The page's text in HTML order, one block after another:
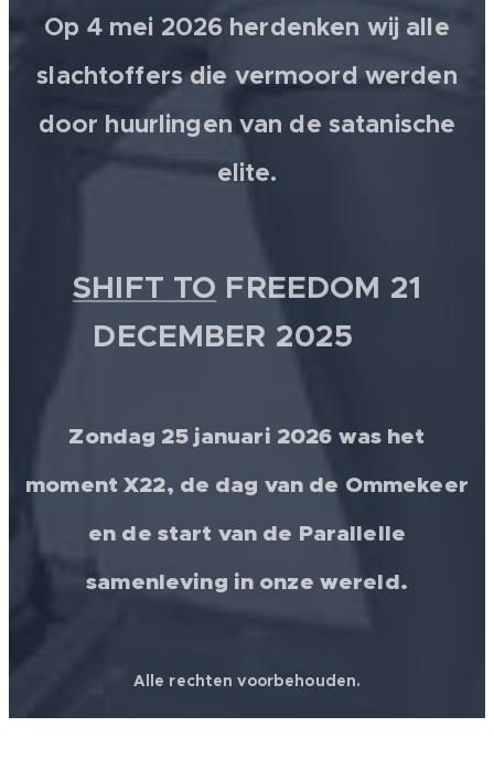
Op 4 mei 2026 herdenken wij alle
slachtoffers die vermoord werden
door huurlingen van de satanische
elite.
SHIFT TO FREEDOM 21
DECEMBER 2025 💫
Zondag 25 januari 2026 was het
moment X22, de dag van de Ommekeer
en de start van de Parallelle
samenleving in onze wereld.
Alle rechten voorbehouden.